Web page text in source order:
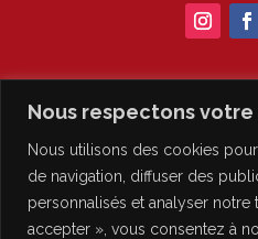
Nous respectons
Nous utilisons des cookies
de navigation, diffuser des
personnalisés et analyser notre
accepter », vous consentez à